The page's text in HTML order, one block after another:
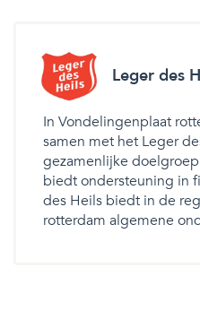
Leger des
In Vondelingenplaat
samen met het Leger
gezamenlijke
biedt ondersteuning in
des Heils biedt in de
rotterdam algemene